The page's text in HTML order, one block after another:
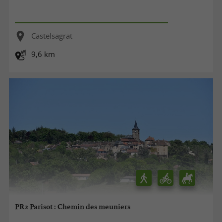
Castelsagrat
9,6 km
PR2 Parisot : Chemin des meuniers